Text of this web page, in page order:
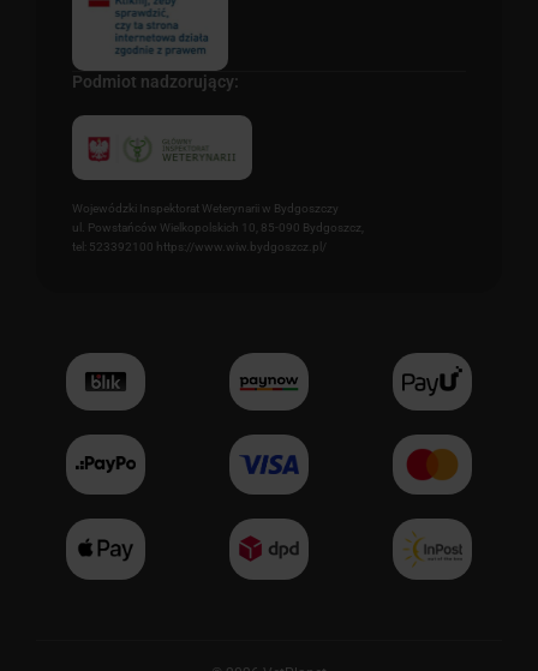
Podmiot nadzorujący:
Wojewódzki Inspektorat Weterynarii w Bydgoszczy
ul. Powstańców Wielkopolskich 10, 85-090 Bydgoszcz,
tel: 523392100 https://www.wiw.bydgoszcz.pl/